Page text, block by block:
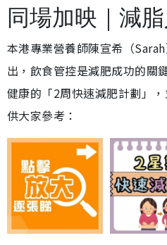
同場加映｜減
本港專業營養師陳宣希（
出，飲食管控是減肥成功的關
健康的「2周快速減肥計劃」
供大家參考：